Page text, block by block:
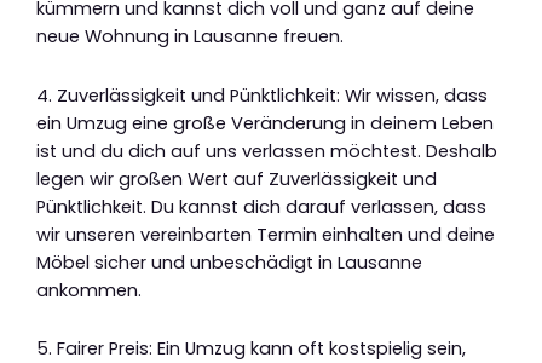
kümmern und kannst dich voll und ganz auf deine
neue Wohnung in Lausanne freuen.
4. Zuverlässigkeit und Pünktlichkeit: Wir wissen, dass
ein Umzug eine große Veränderung in deinem Leben
ist und du dich auf uns verlassen möchtest. Deshalb
legen wir großen Wert auf Zuverlässigkeit und
Pünktlichkeit. Du kannst dich darauf verlassen, dass
wir unseren vereinbarten Termin einhalten und deine
Möbel sicher und unbeschädigt in Lausanne
ankommen.
5. Fairer Preis: Ein Umzug kann oft kostspielig sein,